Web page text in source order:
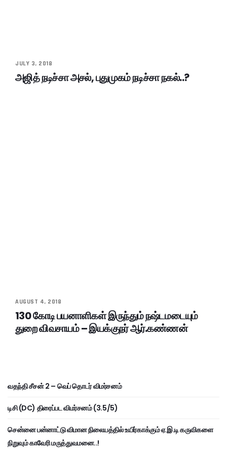
JULY 3, 2018
அஜித் நடிச்சா அசல், புதுமுகம் நடிச்சா நகல்..?
AUGUST 4, 2018
130 கோடி பயனாளிகள் இருந்தும் நஷ்டமடையும்
துறை விவசாயம் – இயக்குநர் ஆர்.கண்ணன்
வதந்தி சீசன் 2 – வெப் தொடர் விமர்சனம்
டிசி (DC) திரைப்பட விமர்சனம் (3.5/5)
சென்னை பன்னாட்டு விமான நிலையத்தில் உயிர்காக்கும் ஏ.இ.டி கருவிகளை
நிறுவும் காவேரி மருத்துவமனை..!